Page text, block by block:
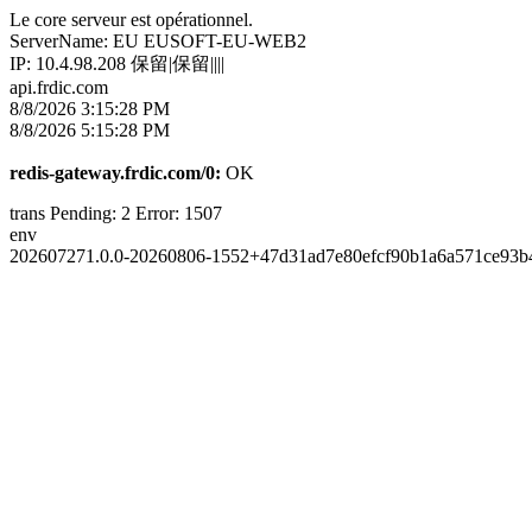
Le core serveur est opérationnel.
ServerName: EU EUSOFT-EU-WEB2
IP: 10.4.98.208 保留|保留||||
api.frdic.com
8/8/2026 3:15:28 PM
8/8/2026 5:15:28 PM
redis-gateway.frdic.com/0: OK
trans Pending: 2 Error: 1507
env
202607271.0.0-20260806-